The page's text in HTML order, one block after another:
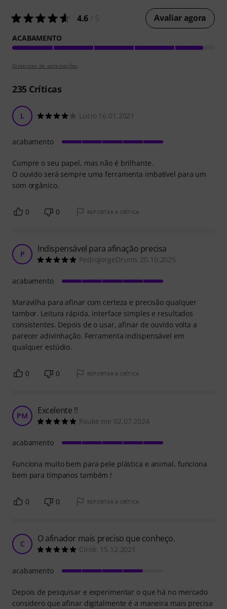
4.6 Avaliar agora
ACABAMENTO
Diretrizes de apreciações
235Críticas
L Lúcio 16.01.2021
Cumpre o seu papel, mas não é brilhante.
O ouvido será sempre uma ferramenta imbatível para um
som orgânico.
acabamento
0 0 REPORTAR A CRÍTICA
P Indispensável para afinação precisa
PedroJorgeDrums 20.10.2025
Maravilha para afinar com certeza e precisão qualquer
tambor. Leitura rápida, interface simples e resultados
consistentes. Depois de o usar, afinar de ouvido volta a
parecer adivinhação. Ferramenta indispensável em
qualquer estúdio.
acabamento
0 0 REPORTAR A CRÍTICA
PM Excelente !!
Pauke me 02.07.2024
Funciona muito bem para pele plástica e animal, funciona
bem para tímpanos também !
acabamento
0 0 REPORTAR A CRÍTICA
C O afinador mais preciso que conheço.
Cirolc 15.12.2021
Depois de pesquisar e experimentar o que há no mercado
considero que afinar digitalmente é a maneira mais precisa
acabamento